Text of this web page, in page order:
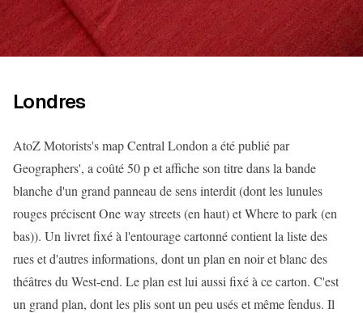
Londres
AtoZ Motorists's map Central London a été publié par
Geographers', a coûté 50 p et affiche son titre dans la bande
blanche d'un grand panneau de sens interdit (dont les lunules
rouges précisent One way streets (en haut) et Where to park (en
bas)). Un livret fixé à l'entourage cartonné contient la liste des
rues et d'autres informations, dont un plan en noir et blanc des
théâtres du West-end. Le plan est lui aussi fixé à ce carton. C'est
un grand plan, dont les plis sont un peu usés et même fendus. Il